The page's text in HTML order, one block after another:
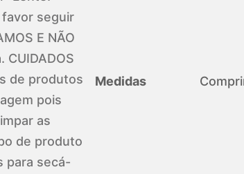
favor seguir
E NÃO
CUIDADOS
de produtos
pois
as
de produto
para secá-
Medidas